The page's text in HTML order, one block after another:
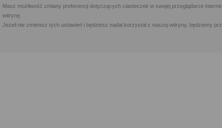
Masz możliwość zmiany preferencji dotyczących ciasteczek w swojej przeglądarce
witrynę.
Jeżeli nie zmienisz tych ustawień i będziesz nadal korzystał z naszej witryny, będziemy